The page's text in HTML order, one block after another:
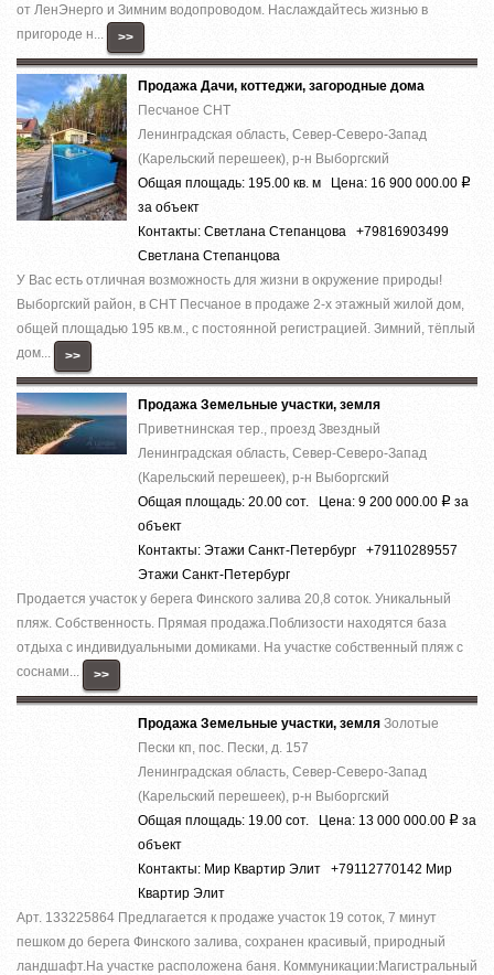
от ЛенЭнерго и Зимним водопроводом. Наслаждайтесь жизнью в
пригороде н...
>>
Продажа Дачи, коттеджи, загородные дома
Песчаное СНТ
Ленинградская область, Север-Северо-Запад
(Карельский перешеек), р-н Выборгский
Общая площадь: 195.00 кв. м Цена: 16 900 000.00 Р
за объект
Контакты: Светлана Степанцова +79816903499
Светлана Степанцова
У Вас есть отличная возможность для жизни в окружение природы!
Выборгский район, в СНТ Песчаное в продаже 2-х этажный жилой дом,
общей площадью 195 кв.м., с постоянной регистрацией. Зимний, тёплый
дом...
>>
Продажа Земельные участки, земля
Приветнинская тер., проезд Звездный
Ленинградская область, Север-Северо-Запад
(Карельский перешеек), р-н Выборгский
Общая площадь: 20.00 сот. Цена: 9 200 000.00 Р за
объект
Контакты: Этажи Санкт-Петербург +79110289557
Этажи Санкт-Петербург
Продается участок у берега Финского залива 20,8 соток. Уникальный
пляж. Собственность. Прямая продажа.Поблизости находятся база
отдыха с индивидуальными домиками. На участке собственный пляж с
соснами...
>>
Продажа Земельные участки, земля Золотые
Пески кп, пос. Пески, д. 157
Ленинградская область, Север-Северо-Запад
(Карельский перешеек), р-н Выборгский
Общая площадь: 19.00 сот. Цена: 13 000 000.00 Р за
объект
Контакты: Мир Квартир Элит +79112770142 Мир
Квартир Элит
Арт. 133225864 Предлагается к продаже участок 19 соток, 7 минут
пешком до берега Финского залива, сохранен красивый, природный
ландшафт.На участке расположена баня. Коммуникации:Магистральный